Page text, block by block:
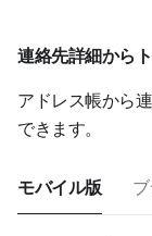
連絡先詳細から
アドレス帳から
できます。
モバイル版